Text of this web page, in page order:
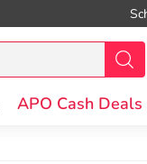
APO Cash Deals